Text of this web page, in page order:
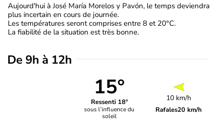
Aujourd'hui à José María Morelos y Pavón, le temps deviendra
plus incertain en cours de journée.
Les températures seront comprises entre 8 et 20°C.
La fiabilité de la situation est très bonne.
De 9h à 12h
15°
Ressenti 18°
sous l’influence du
soleil
10 km/h
Rafales20 km/h